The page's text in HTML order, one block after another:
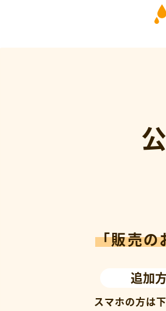
「販売の
追加
スマホの方は